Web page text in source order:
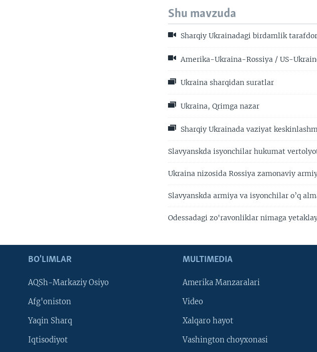
Shu mavzuda
Sharqiy Ukrainadagi birdamlik
Amerika-Ukraina-Rossiya / US-
Ukraina sharqidan suratlar
Ukraina, Qrimga nazar
Sharqiy Ukrainada vaziyat
Slavyanskda isyonchilar hukumat
Ukraina nizosida Rossiya zamonaviy
Slavyanskda armiya va isyonchilar o’q
Odessadagi zo'ravonliklar nimaga
BO'LIMLAR
AQSh-Markaziy Osiyo
Afg'oniston
Yaqin Sharq
Iqtisodiyot
MULTIMEDIA
Amerika Manzaralari
Video
Xalqaro hayot
Vashington choyxonasi